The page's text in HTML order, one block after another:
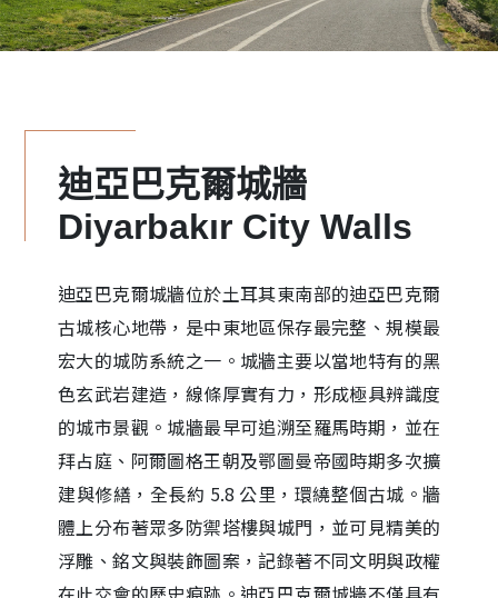
迪亞巴克爾城牆
Diyarbakır City Walls
迪亞巴克爾城牆位於土耳其東南部的迪亞巴克爾
古城核心地帶，是中東地區保存最完整、規模最
宏大的城防系統之一。城牆主要以當地特有的黑
色玄武岩建造，線條厚實有力，形成極具辨識度
的城市景觀。城牆最早可追溯至羅馬時期，並在
拜占庭、阿爾圖格王朝及鄂圖曼帝國時期多次擴
建與修繕，全長約 5.8 公里，環繞整個古城。牆
體上分布著眾多防禦塔樓與城門，並可見精美的
浮雕、銘文與裝飾圖案，記錄著不同文明與政權